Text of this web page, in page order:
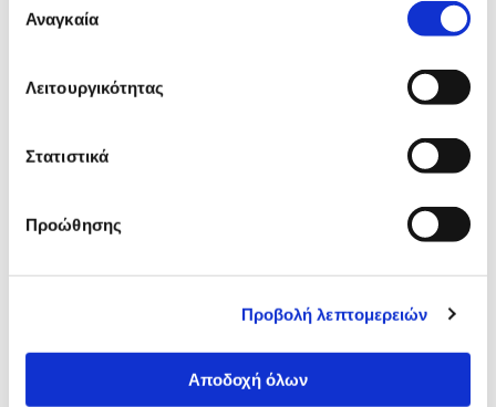
συγκατάθεσης
Αναγκαία
Λειτουργικότητας
Στατιστικά
Προώθησης
Προβολή λεπτομερειών
Αποδοχή όλων
Δες τι κλίκαραν όσοι είδαν το ίδιο
προϊόν με εσένα!
Ψηφίων SDC-812NR
9,90€